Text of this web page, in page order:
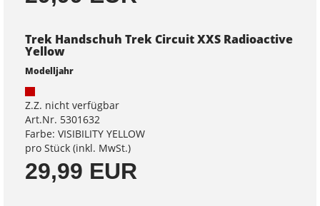
Trek Handschuh Trek Circuit XXS Radioactive
Yellow
Modelljahr
Z.Z. nicht verfügbar
Art.Nr. 5301632
Farbe: VISIBILITY YELLOW
pro Stück (inkl. MwSt.)
29,99 EUR